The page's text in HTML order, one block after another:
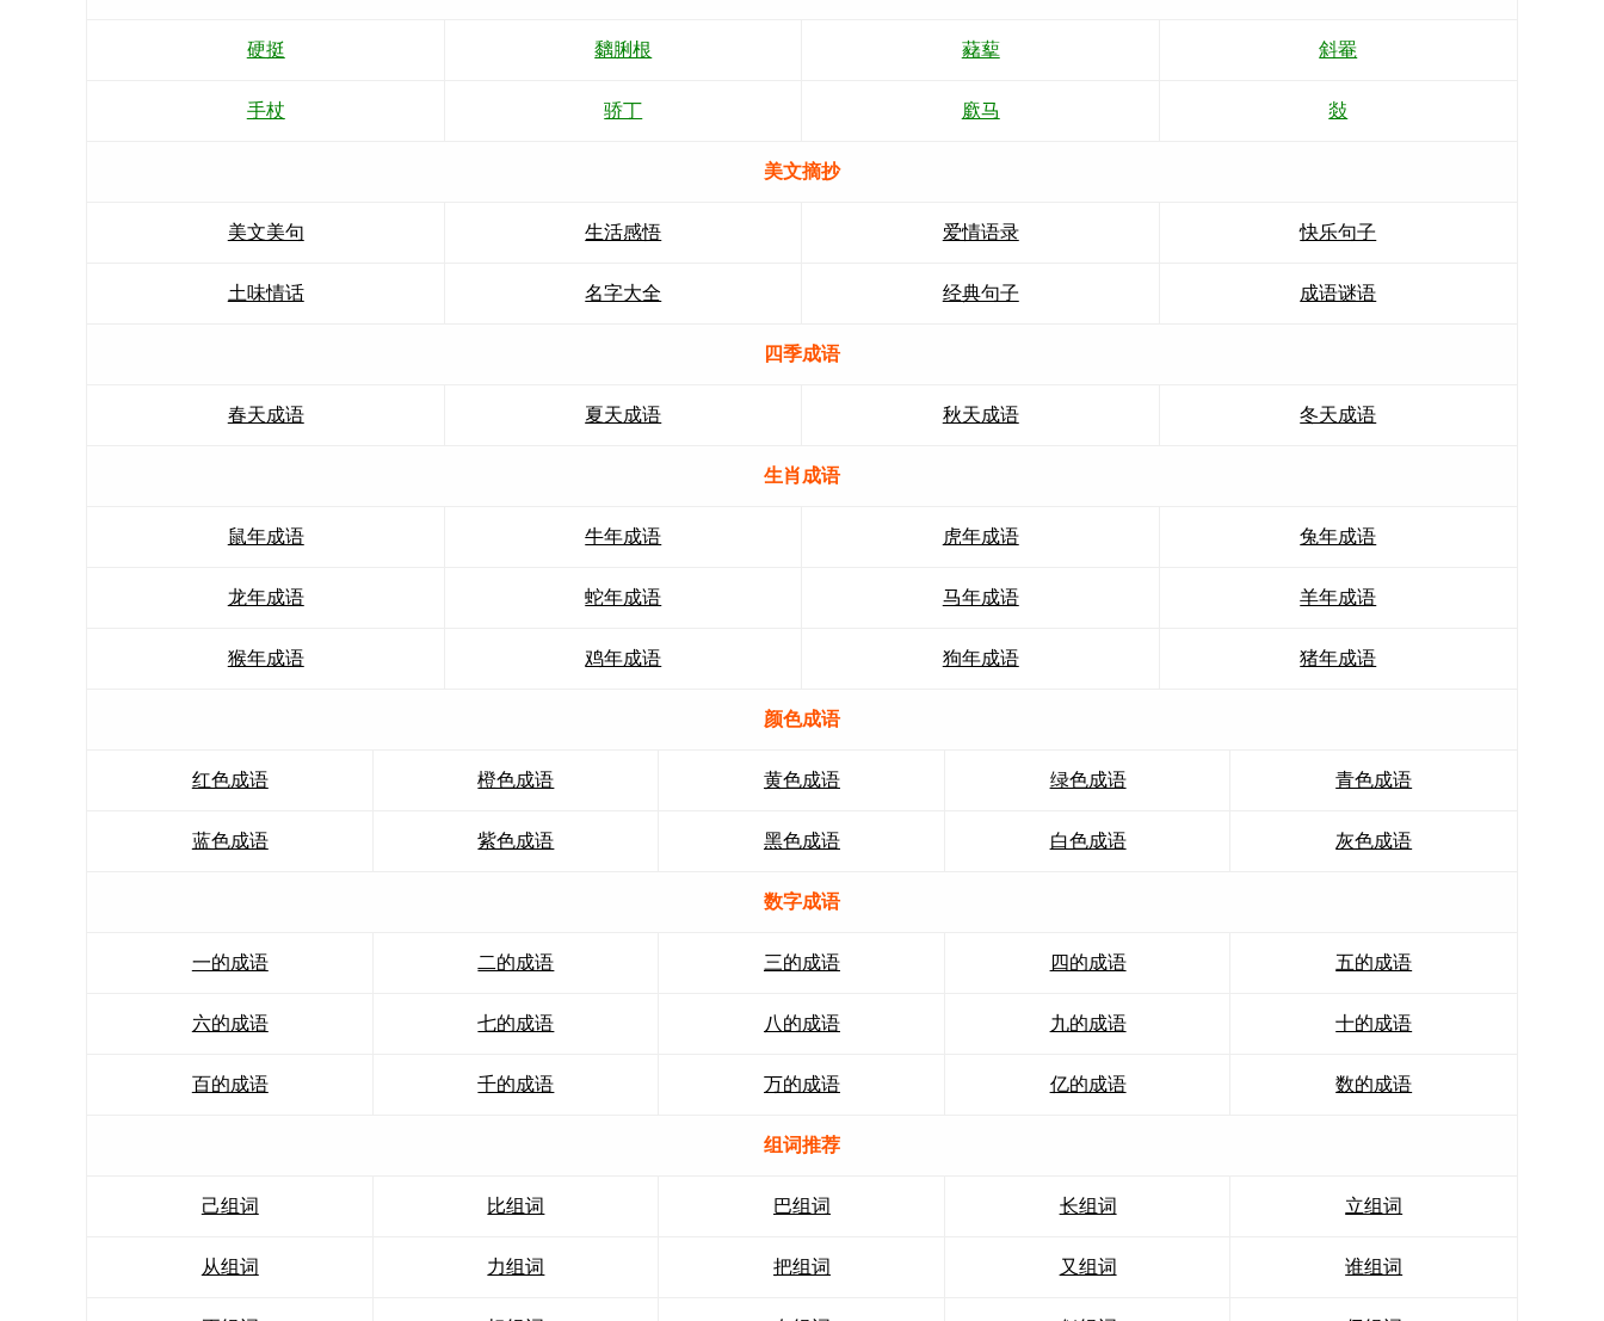
硬挺 黐脷根 藸蒘 斜罨
手杖 骄丁 廞马 敥
美文摘抄
美文美句 生活感悟 爱情语录 快乐句子
土味情话 名字大全 经典句子 成语谜语
四季成语
春天成语 夏天成语 秋天成语 冬天成语
生肖成语
鼠年成语 牛年成语 虎年成语 兔年成语
龙年成语 蛇年成语 马年成语 羊年成语
猴年成语 鸡年成语 狗年成语 猪年成语
颜色成语
红色成语 橙色成语 黄色成语 绿色成语 青色成语
蓝色成语 紫色成语 黑色成语 白色成语 灰色成语
数字成语
一的成语 二的成语 三的成语 四的成语 五的成语
六的成语 七的成语 八的成语 九的成语 十的成语
百的成语 千的成语 万的成语 亿的成语 数的成语
组词推荐
己组词 比组词 巴组词 长组词 立组词
从组词 力组词 把组词 又组词 谁组词